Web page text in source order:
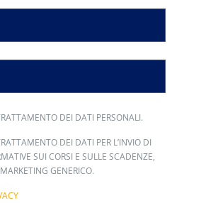
DEI DATI PERSONALI.
DEI DATI PER L’INVIO DI
SUI CORSI E SULLE SCADENZE,
GENERICO.